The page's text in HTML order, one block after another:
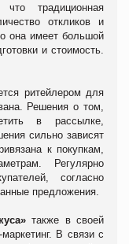
традиционная
откликов и
она имеет большой
и стоимость.
ритейлером для
Решения о том,
в рассылке,
сильно зависят
к покупкам,
Регулярно
согласно
предложения.
также в своей
-маркетинг. В связи с